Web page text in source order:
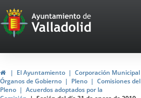
Portal
Web
del
Ayuntamiento
de
InicioEl Ayuntamiento
Corporación Municipal
Órganos de Gobierno
Pleno
Comisiones del
Pleno
Acuerdos adoptados por la